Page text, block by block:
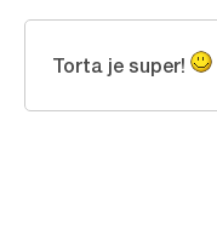
Torta je super!